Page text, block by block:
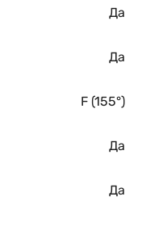
Да
Да
F (155°)
Да
Да